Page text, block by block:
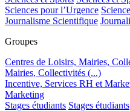
Sciences pour l’Urgence
Journalisme Scientifique
Groupes
Centres de Loisirs, Mairies,
Mairies, Collectivités (...)
Incentive, Services RH et
Marketing
Stages étudiants Stages étudiants